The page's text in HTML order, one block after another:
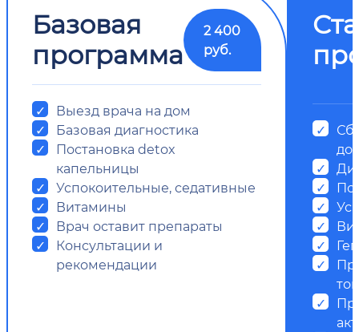
Базовая
программа
2 400
руб.
Выезд врача на дом
Базовая диагностика
Постановка detox
капельницы
Успокоительные, седативные
Витамины
Врач оставит препараты
Консультации и
рекомендации